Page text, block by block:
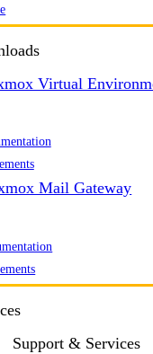
Virtual
Mail Gateway
Support & Services